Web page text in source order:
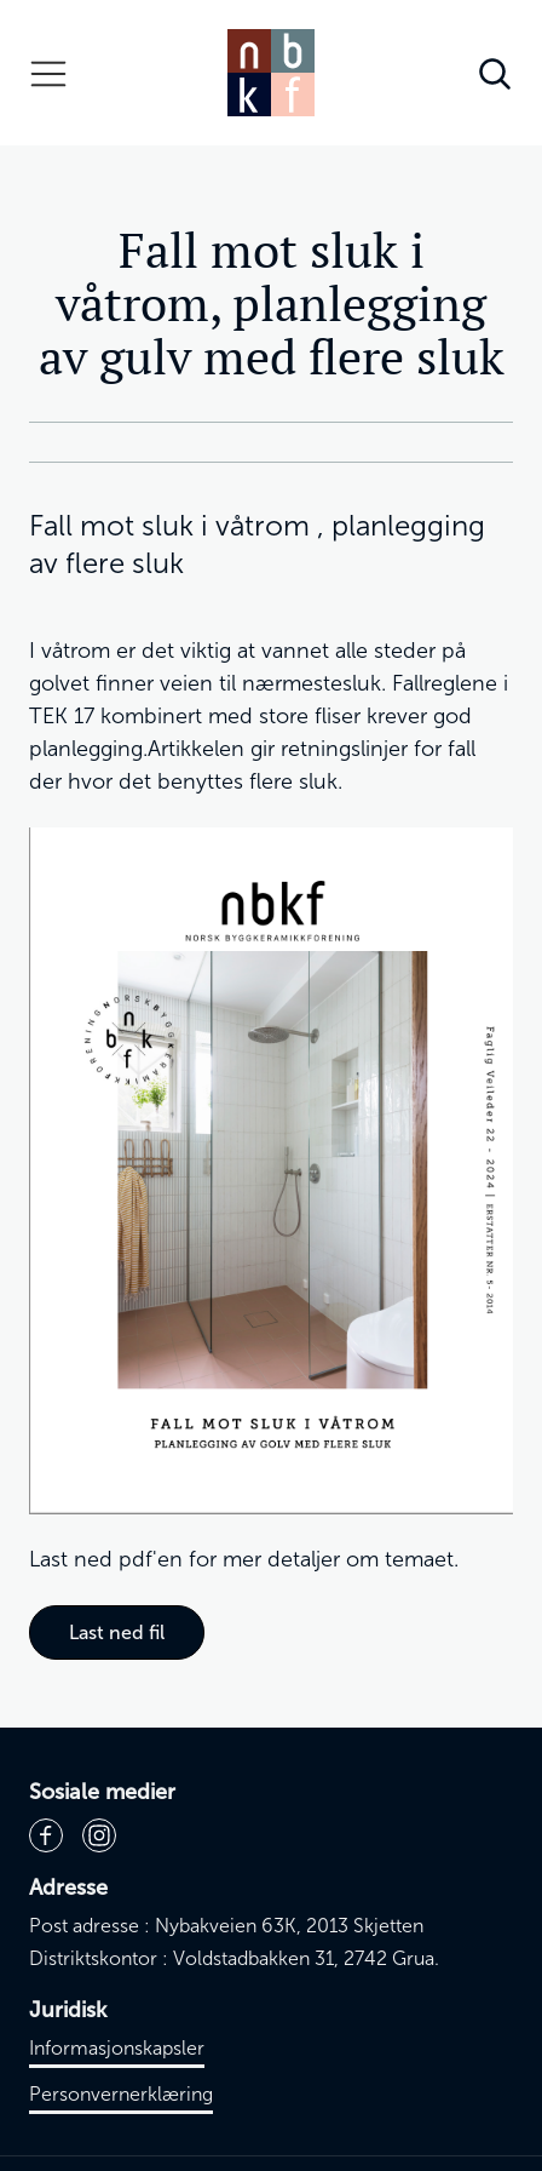
Fall mot sluk i
våtrom, planlegging
av gulv med flere sluk
Fall mot sluk i våtrom , planlegging
av flere sluk
I våtrom er det viktig at vannet alle steder på
golvet finner veien til nærmestesluk. Fallreglene i
TEK 17 kombinert med store fliser krever god
planlegging.Artikkelen gir retningslinjer for fall
der hvor det benyttes flere sluk.
Last ned pdf'en for mer detaljer om temaet.
Last ned fil
Sosiale medier
Adresse
Post adresse : Nybakveien 63K, 2013 Skjetten
Distriktskontor : Voldstadbakken 31, 2742 Grua.
Juridisk
Informasjonskapsler
Personvernerklæring